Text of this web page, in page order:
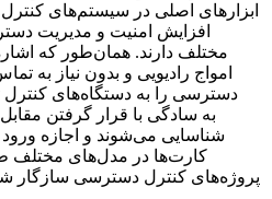
ابزارهای اصلی در سیستم‌های
افزایش امنیت و مدیریت
مختلف دارند. همان‌طور که
امواج رادیویی و بدون نیاز به
دسترسی را به دستگاه‌های
شناسایی می‌شوند و اجازه ورود
کارت‌ها در مدل‌های مختلف
پروژه‌های کنترل دسترسی سازگار